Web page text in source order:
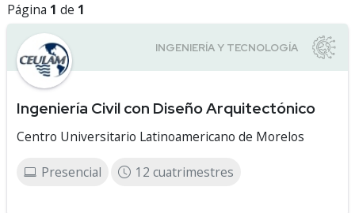
Página 1 de 1
Ingeniería Civil con Diseño Arquitectónico
Centro Universitario Latinoamericano de Morelos
Presencial 12 cuatrimestres